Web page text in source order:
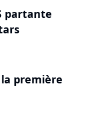
partante
première